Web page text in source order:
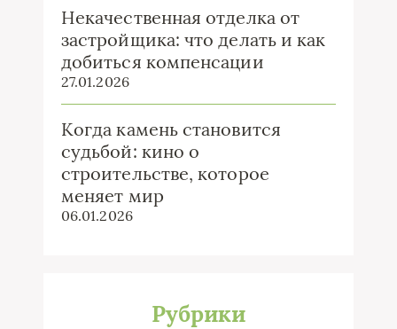
Некачественная отделка от
застройщика: что делать и как
добиться компенсации
27.01.2026
Когда камень становится
судьбой: кино о
строительстве, которое
меняет мир
06.01.2026
Рубрики